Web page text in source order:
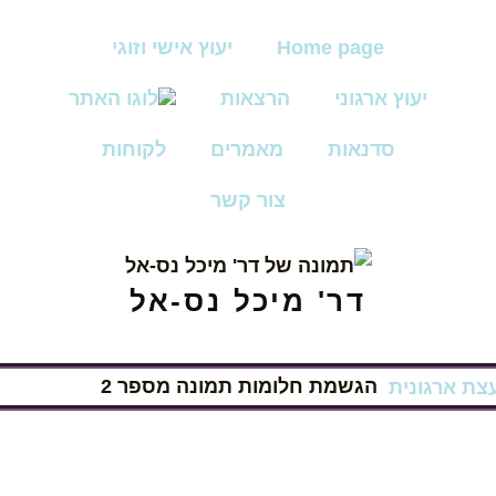
Home page יעוץ אישי וזוגי
יעוץ ארגוני הרצאות
סדנאות מאמרים לקוחות
צור קשר
ארגונית
דר' מיכל נס-אל